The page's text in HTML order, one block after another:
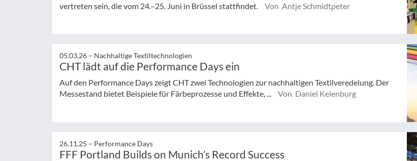
vertreten sein, die vom 24.–25. Juni in Brüssel stattfindet.
Von Antje Schmidtpeter
05.03.26 – Nachhaltige Textiltechnologien
CHT lädt auf die Performance Days ein
Auf den Performance Days zeigt CHT zwei Technologien zur nachhaltigen Textilveredelung. Der
Messestand bietet Beispiele für Färbeprozesse und Effekte, ...
Von Daniel Keienburg
26.11.25 – Performance Days
FFF Portland Builds on Munich’s Record Success